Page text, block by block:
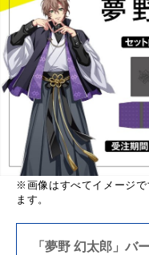
※画像はすべてイメージで
ます。
「夢野 幻太郎」バ